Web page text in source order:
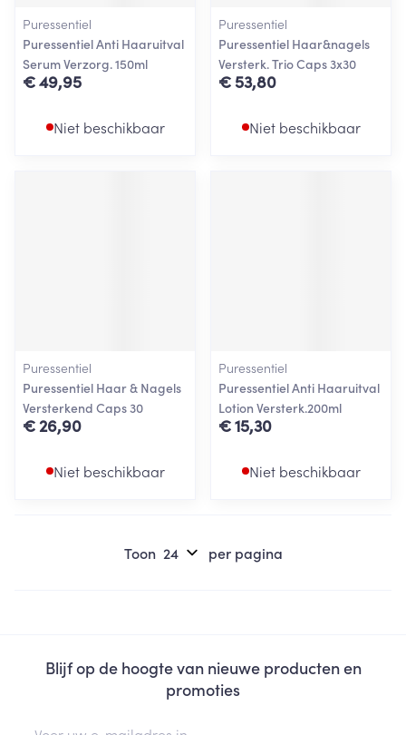
Puressentiel
Puressentiel Anti Haaruitval
Serum Verzorg. 150ml
€ 49,95
Niet beschikbaar
Puressentiel
Puressentiel Haar&nagels
Versterk. Trio Caps 3x30
€ 53,80
Niet beschikbaar
Puressentiel
Puressentiel Haar & Nagels
Versterkend Caps 30
€ 26,90
Niet beschikbaar
Puressentiel
Puressentiel Anti Haaruitval
Lotion Versterk.200ml
€ 15,30
Niet beschikbaar
Toon per pagina
Blijf op de hoogte van nieuwe producten en
promoties